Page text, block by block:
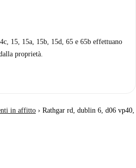
15, 15a, 15b, 15d, 65 e 65b effettuano
proprietà.
in affitto › Rathgar rd, dublin 6, d06 vp40,